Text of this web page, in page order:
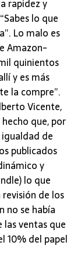
rapidez y
lo que
Lo malo es
Amazon-
quinientos
y es más
la compre”.
Vicente,
que, por
de
publicados
y
lo que
de los
no se había
ventas que
10% del papel